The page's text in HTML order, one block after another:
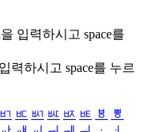
을 입력하시고 space를
력하시고 space를 누르
ㅲ ㅳ ㅴ ㅵ ㅶ ㅷ ㅸ
ㅹ